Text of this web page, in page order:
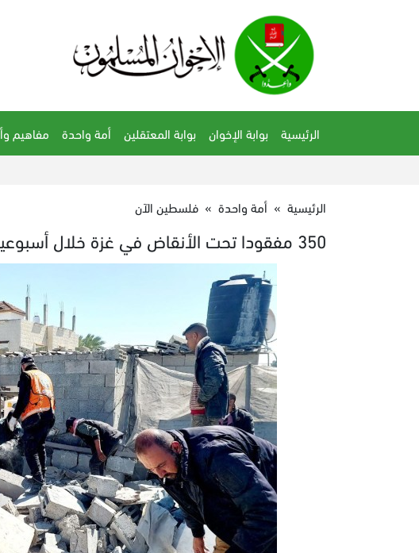
الرئيسية بوابة الإخوان بوابة المعتقلين أمة واحدة مفاهيم
الرئيسية » أمة واحدة » فلسطين الآن
350 مفقودا تحت الأنقاض في غزة خلال أسبوعين